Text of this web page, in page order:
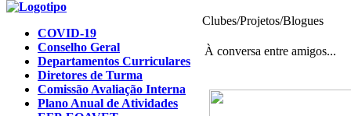
Clubes/Projetos/Blogues
À conversa entre amigos...
COVID-19
Conselho Geral
Departamentos Curriculares
Diretores de Turma
Comissão Avaliação Interna
Plano Anual de Atividades